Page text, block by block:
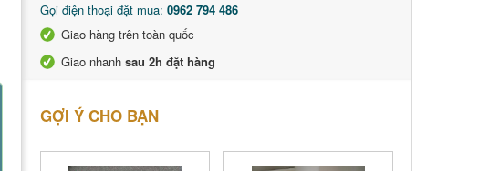
Gọi điện thoại đặt mua: 0962 794 486
Giao hàng trên toàn quốc
Giao nhanh sau 2h đặt hàng
GỢI Ý CHO BẠN